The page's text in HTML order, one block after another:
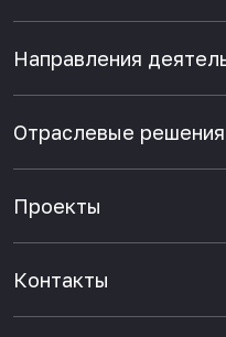
Направления
Отраслевые решения
Проекты
Контакты